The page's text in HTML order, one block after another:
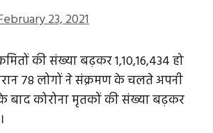
23, 2021
की संख्या बढ़कर 1,10,16,434 हो
78 लोगों ने संक्रमण के चलते अपनी
बाद कोरोना मृतकों की संख्या बढ़कर